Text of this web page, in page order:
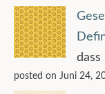
dass
posted on Juni 24,